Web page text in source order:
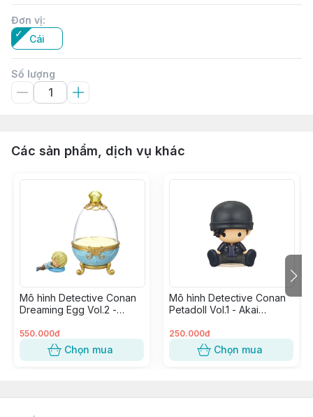
Đơn vị:
Cái
Số lượng
Các sản phẩm, dịch vụ khác
Mô hình Detective Conan
Dreaming Egg Vol.2 -
550.000đ
Chọn mua
Mô hình Detective Conan
Petadoll Vol.1 - Akai
250.000đ
Chọn mua